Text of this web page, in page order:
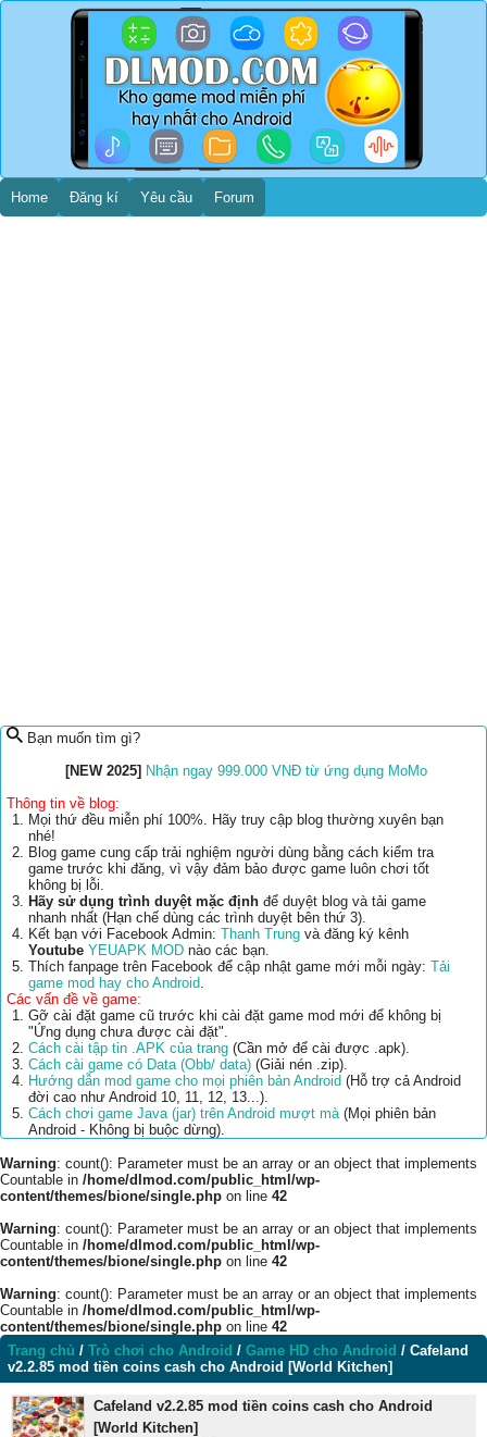
Home Đăng kí Yêu cầu Forum
Bạn muốn tìm gì?
[NEW 2025] Nhận ngay 999.000 VNĐ từ ứng dụng MoMo
Thông tin về blog:
Mọi thứ đều miễn phí 100%. Hãy truy cập blog thường xuyên bạn
nhé!
Blog game cung cấp trải nghiệm người dùng bằng cách kiểm tra
game trước khi đăng, vì vậy đảm bảo được game luôn chơi tốt
không bị lỗi.
Hãy sử dụng trình duyệt mặc định để duyệt blog và tải game
nhanh nhất (Hạn chế dùng các trình duyệt bên thứ 3).
Kết bạn với Facebook Admin: Thanh Trung và đăng ký kênh
Youtube YEUAPK MOD nào các bạn.
Thích fanpage trên Facebook để cập nhật game mới mỗi ngày: Tải
game mod hay cho Android.
Các vấn đề về game:
Gỡ cài đặt game cũ trước khi cài đặt game mod mới để không bị
"Ứng dụng chưa được cài đặt".
Cách cài tập tin .APK của trang (Cần mở để cài được .apk).
Cách cài game có Data (Obb/ data) (Giải nén .zip).
Hướng dẫn mod game cho mọi phiên bản Android (Hỗ trợ cả Android
đời cao như Android 10, 11, 12, 13...).
Cách chơi game Java (jar) trên Android mượt mà(Mọi phiên bản
Android - Không bị buộc dừng).
Warning: count(): Parameter must be an array or an object that implements
Countable in /home/dlmod.com/public_html/wp-
content/themes/bione/single.php on line 42
Warning: count(): Parameter must be an array or an object that implements
Countable in /home/dlmod.com/public_html/wp-
content/themes/bione/single.php on line 42
Warning: count(): Parameter must be an array or an object that implements
Countable in /home/dlmod.com/public_html/wp-
content/themes/bione/single.php on line 42
Trang chủ / Trò chơi cho Android / Game HD cho Android / Cafeland
v2.2.85 mod tiền coins cash cho Android [World Kitchen]
Cafeland v2.2.85 mod tiền coins cash cho Android
[World Kitchen]